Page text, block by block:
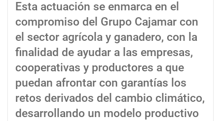
Esta actuación se enmarca en el
compromiso del Grupo Cajamar con
el sector agrícola y ganadero, con la
finalidad de ayudar a las empresas,
cooperativas y productores a que
puedan afrontar con garantías los
retos derivados del cambio climático,
desarrollando un modelo productivo